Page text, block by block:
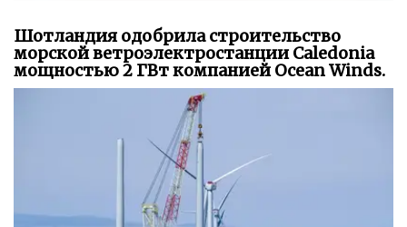
Шотландия одобрила строительство
морской ветроэлектростанции Caledonia
мощностью 2 ГВт компанией Ocean Winds.